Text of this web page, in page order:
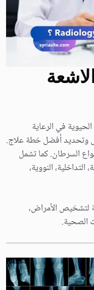
في الرعاية
وتحديد أفضل خطة علاج.
السرطان. كما تشمل
النووية،
لتشخيص الأمراض،
الصحية.